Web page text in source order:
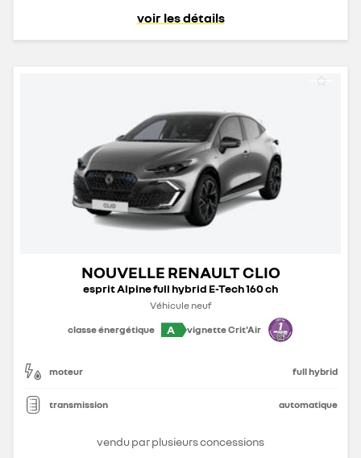
voir les détails
NOUVELLE RENAULT CLIO
esprit Alpine full hybrid E-Tech 160 ch
Véhicule neuf
classe énergétique
A vignette Crit'Air
moteur full hybrid
transmission automatique
vendu par plusieurs concessions